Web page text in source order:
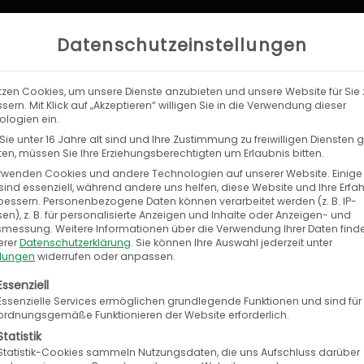
LEISTUNGEN UNTERNEHMEN
Plattform zu harmonisierter Online-
Automobilzulieferer Bilstein erreicht
auf direktem Wege
Datenschutzeinstellungen
Cookies, um unsere Dienste anzubieten und unsere Website für Sie
Mit Klick auf „Akzeptieren“ willigen Sie in die Verwendung dieser
ein.
unter 16 Jahre alt sind und Ihre Zustimmung zu freiwilligen Diensten
müssen Sie Ihre Erziehungsberechtigten um Erlaubnis bitten.
Cookies und andere Technologien auf unserer Website.
essenziell, während andere uns helfen, diese Website und Ihre
Personenbezogene Daten können verarbeitet werden (z. B. IP-
z. B. für personalisierte Anzeigen und Inhalte oder Anzeigen- und
Weitere Informationen über die Verwendung Ihrer Daten
Datenschutzerklärung. Sie können Ihre Auswahl jederzeit unter
widerrufen oder anpassen.
eine Liste der Service-Gruppen, für die eine
Services ermöglichen grundlegende Funktionen und sind
Funktionieren der Website erforderlich.
Cookies sammeln Nutzungsdaten, die uns Aufschluss darüber